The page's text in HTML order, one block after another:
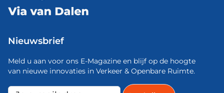
Nieuwsbrief
Meld u aan voor ons E-Magazine en blijf op de hoogte
van nieuwe innovaties in Verkeer & Openbare Ruimte.